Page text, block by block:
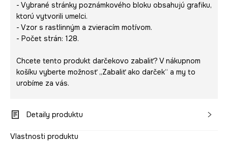
- Vybrané stránky poznámkového bloku obsahujú grafiku,
ktorú vytvorili umelci.
- Vzor s rastlinným a zvieracím motívom.
- Počet strán: 128.
Chcete tento produkt darčekovo zabaliť? V nákupnom
košíku vyberte možnosť „Zabaliť ako darček“ a my to
urobíme za vás.
Detaily produktu
Vlastnosti produktu